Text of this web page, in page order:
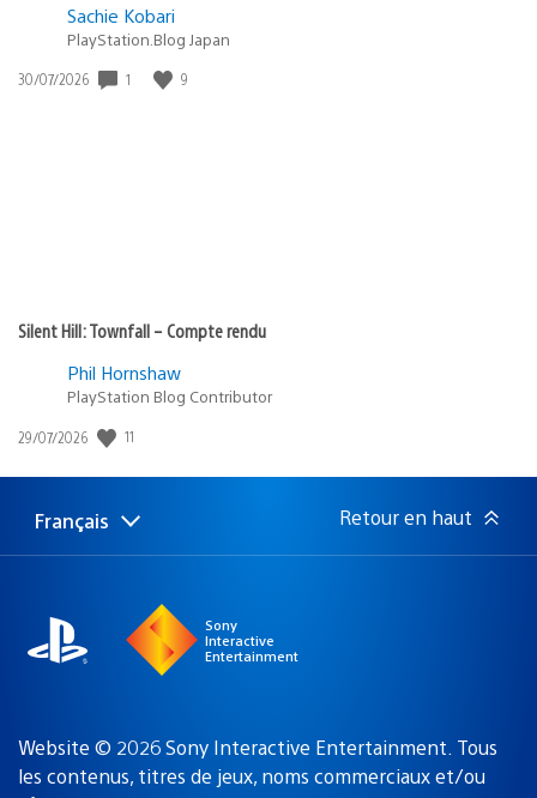
Sachie Kobari
PlayStation.Blog Japan
Date
30/07/2026 1 9
Silent Hill: Townfall – Compte rendu
Phil Hornshaw
PlayStation Blog Contributor
Date
publication
29/07/2026 11
Choisir
Région
Français Retour en haut
Sony
Interactive
Entertainment
Website © 2026 Sony Interactive Entertainment. Tous
les contenus, titres de jeux, noms commerciaux et/ou